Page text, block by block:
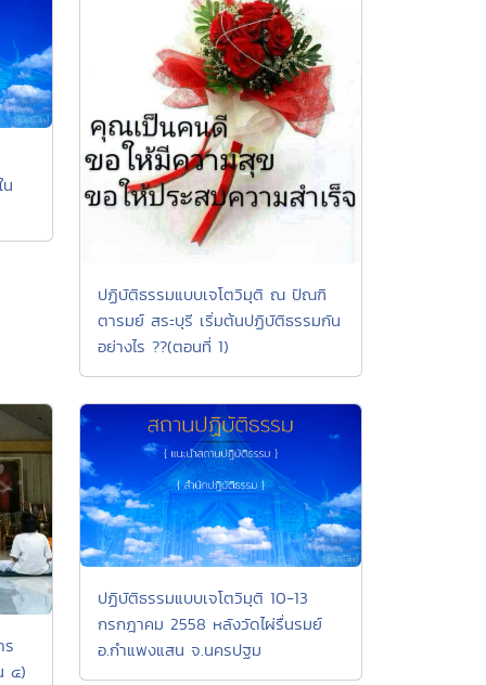
ปฏิบัติธรรมแบบเจโตวิมุติ ณ ปัณฑิ
ตารมย์ สระบุรี เริ่มต้นปฏิบัติธรรมกัน
อย่างไร ??(ตอนที่ 1)
ร
๔)
ปฏิบัติธรรมแบบเจโตวิมุติ 10-13
กรกฎาคม 2558 หลังวัดไผ่รื่นรมย์
อ.กำแพงแสน จ.นครปฐม